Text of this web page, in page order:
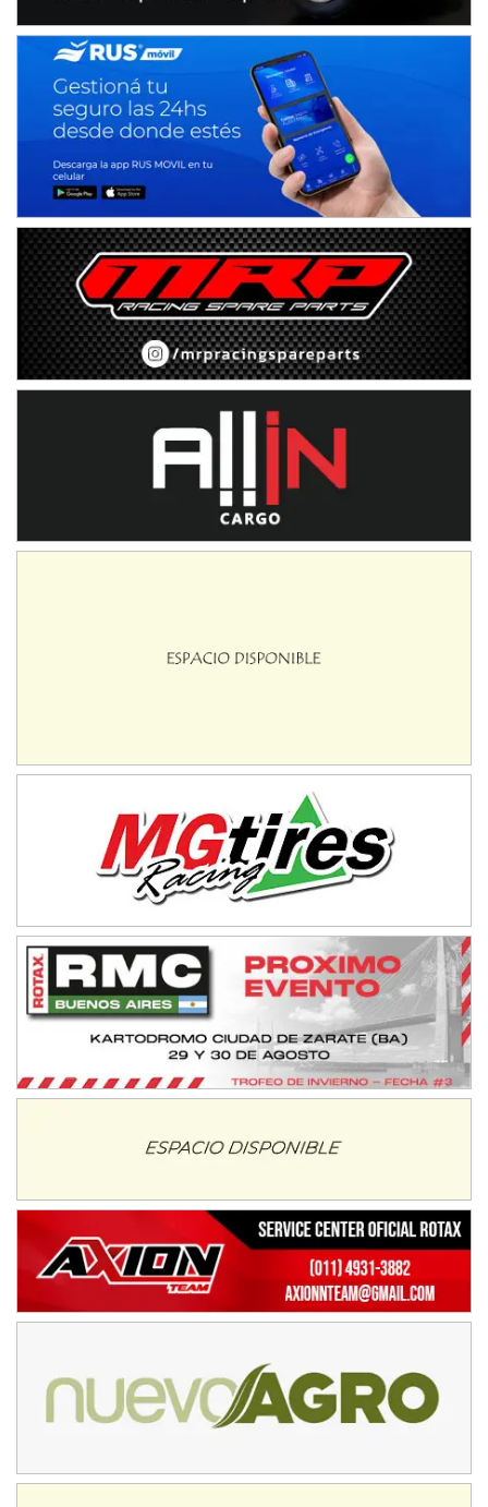
SUR SANTAFESINO - F4
José Samuel Sánchez (Tierra)
Rufino (Santa Fe)
TUCUMANO - F5
Juan Navarro (Asfalto)
El Timbó (Tucumán)